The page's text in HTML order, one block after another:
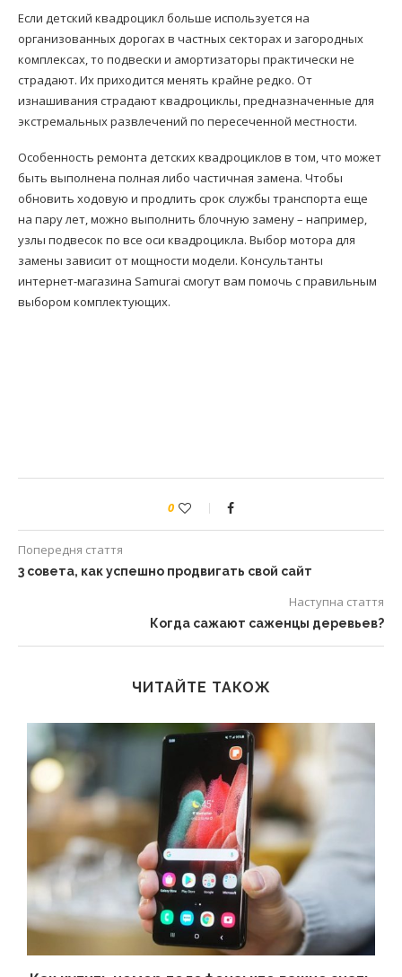
Если детский квадроцикл больше используется на
организованных дорогах в частных секторах и загородных
комплексах, то подвески и амортизаторы практически не
страдают. Их приходится менять крайне редко. От
изнашивания страдают квадроциклы, предназначенные для
экстремальных развлечений по пересеченной местности.
Особенность ремонта детских квадроциклов в том, что может
быть выполнена полная либо частичная замена. Чтобы
обновить ходовую и продлить срок службы транспорта еще
на пару лет, можно выполнить блочную замену – например,
узлы подвесок по все оси квадроцикла. Выбор мотора для
замены зависит от мощности модели. Консультанты
интернет-магазина Samurai смогут вам помочь с правильным
выбором комплектующих.
0
Попередня стаття
3 совета, как успешно продвигать свой сайт
Наступна стаття
Когда сажают саженцы деревьев?
ЧИТАЙТЕ ТАКОЖ